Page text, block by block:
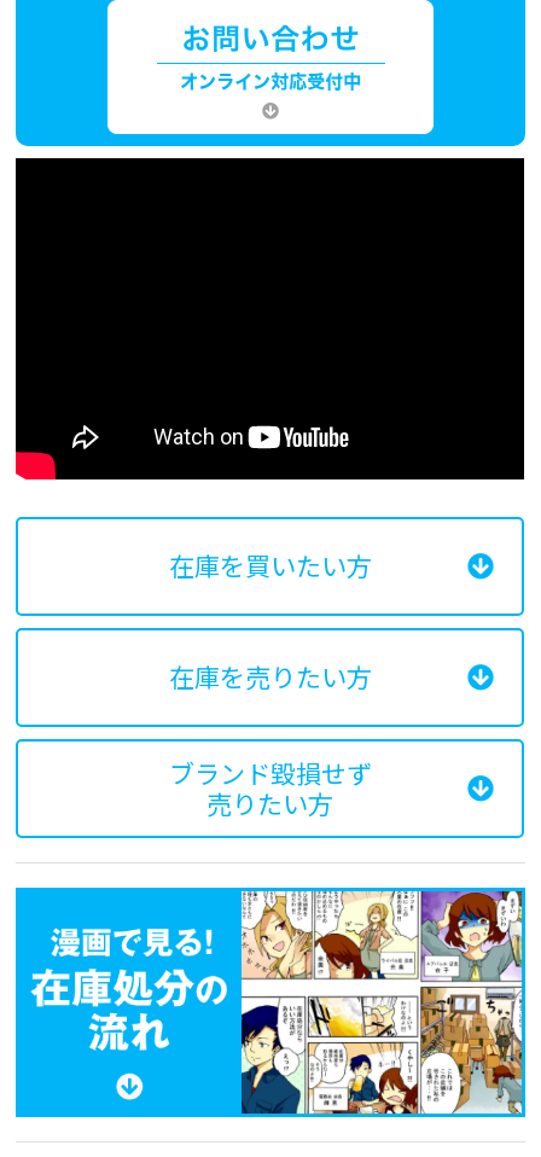
在庫を買いたい方
在庫を売りたい方
ブランド毀損せず
売りたい方